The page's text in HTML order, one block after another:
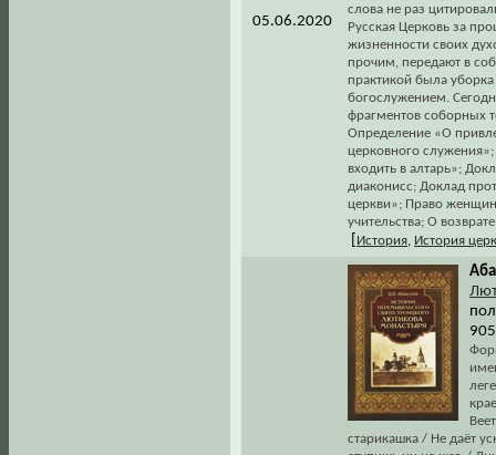
05.06.2020
слова не раз
Русская Церковь за
жизненности своих
прочим, передают в
практикой была
богослужением.
фрагментов соборных
Определение «О
церковного
входить в алтарь»;
диаконисс; Доклад
церкви»; Право
учительства; О
История История
старикашка / Не даёт